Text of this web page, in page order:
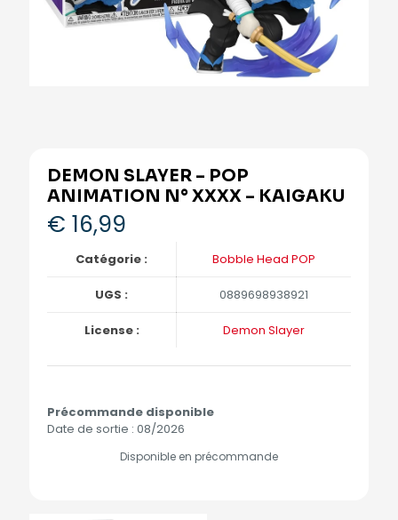
DEMON SLAYER – POP
ANIMATION N° XXXX – KAIGAKU
€ 16,99
Catégorie : Bobble Head POP
UGS : 0889698938921
License : Demon Slayer
Précommande disponible
Date de sortie : 08/2026
Disponible en précommande